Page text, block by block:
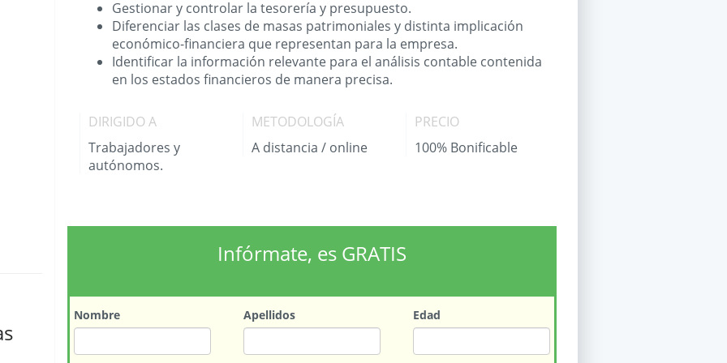
Gestionar y controlar la tesorería y presupuesto.
Diferenciar las clases de masas patrimoniales y distinta implicación
económico-financiera que representan para la empresa.
Identificar la información relevante para el análisis contable contenida
en los estados financieros de manera precisa.
DIRIGIDO A
Trabajadores y
autónomos.
METODOLOGÍA
A distancia / online
PRECIO
100% Bonificable
Infórmate, es GRATIS
Nombre Apellidos Edad